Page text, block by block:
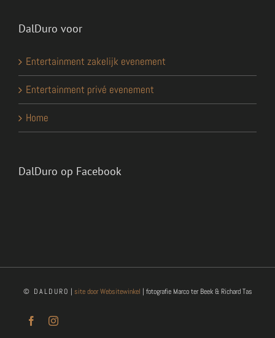
DalDuro voor
Entertainment zakelijk evenement
Entertainment privé evenement
Home
DalDuro op Facebook
© DALDURO | site door Websitewinkel | fotografie Marco ter Beek & Richard Tas
FacebookInstagram